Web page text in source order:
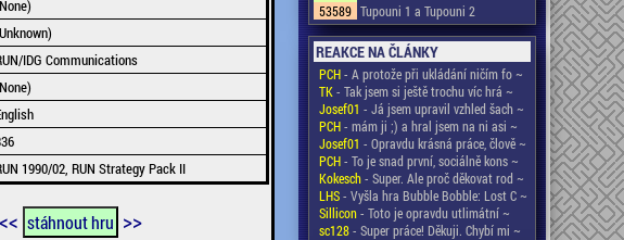
IDG Communications
1990/02, RUN Strategy Pack II
<< stáhnout hru >>
53589 Tupouni 1 a Tupouni 2
REAKCE NA ČLÁNKY
PCH- A protože při ukládání ničím fo ~
TK- Tak jsem si ještě trochu víc hrá ~
Josef01 - Já jsem upravil vzhled šach ~
PCH- mám ji ;) a hral jsem na ni asi ~
Josef01 - Opravdu krásná práce, člově ~
PCH- To je snad první, sociálně kons ~
Kokesch- Super. Ale proč děkovat rod ~
LHS- Vyšla hra Bubble Bobble: Lost C ~
Sillicon- Toto je opravdu utlimátní ~
sc128- Super práce! Děkuji. Chybí mi ~